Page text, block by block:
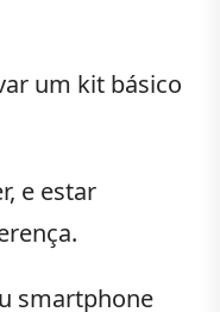
um kit básico
e estar
smartphone